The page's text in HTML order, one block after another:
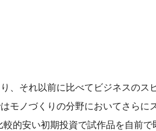
、それ以前に比べてビジネスのス
モノづくりの分野においてさらに
的安い初期投資で試作品を自前で